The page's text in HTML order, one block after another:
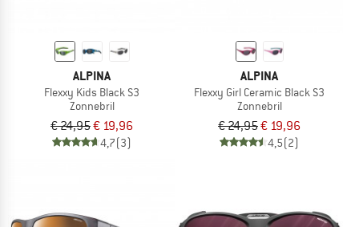
ALPINA
Flexxy Kids Black S3
Zonnebril
€ 24,95€ 19,96
4,7(3)
ALPINA
Flexxy Girl Ceramic Black S3
Zonnebril
€ 24,95€ 19,96
4,5(2)